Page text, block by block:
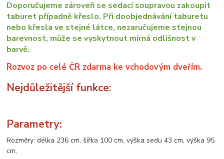
Doporučujeme zároveň se sedací soupravou zakoupit
taburet případně křeslo. Při doobjednávání taburetu
nebo křesla ve stejné látce, nezaručujeme stejnou
barevnost, může se vyskytnout mírná odlišnost v
barvě.
Rozvoz po celé ČR zdarma ke vchodovým dveřím.
Nejdůležitější funkce:
Parametry:
Rozměry: délka 236 cm, šířka 100 cm, výška sedu 43 cm, výška 95
cm,